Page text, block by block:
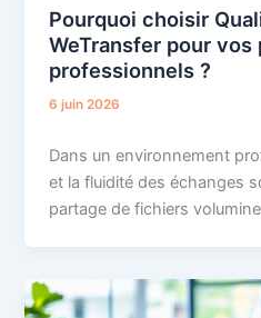
Pourquoi choisir
WeTransfer pour vos
professionnels ?
6 juin 2026
Dans un environnement
et la fluidité des échanges
partage de fichiers